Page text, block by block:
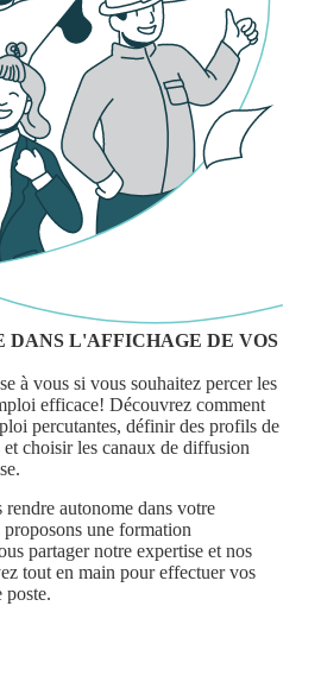
L'AFFICHAGE DE VOS
à vous si vous souhaitez percer les
efficace! Découvrez comment
percutantes, définir des profils de
et choisir les canaux de diffusion
autonome dans votre
une formation
partager notre expertise et nos
tout en main pour effectuer vos
poste.